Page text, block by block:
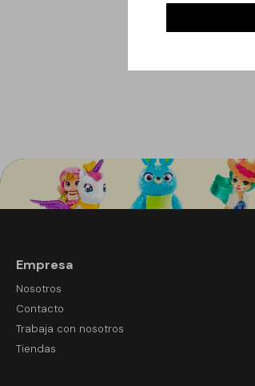
Empresa
Nosotros
Contacto
Trabaja con nosotros
Tiendas